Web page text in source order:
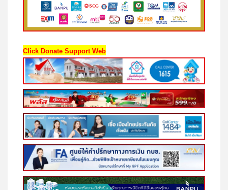
Click Donate Support Web